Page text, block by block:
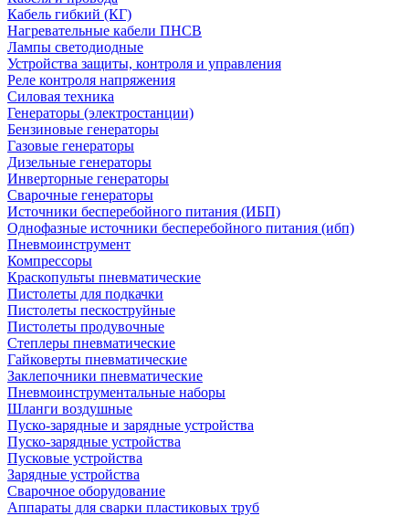
Кабель гибкий (КГ)
Нагревательные кабели ПНСВ
Лампы светодиодные
Устройства защиты, контроля и управления
Реле контроля напряжения
Силовая техника
Генераторы (электростанции)
Бензиновые генераторы
Газовые генераторы
Дизельные генераторы
Инверторные генераторы
Сварочные генераторы
Источники бесперебойного питания (ИБП)
Однофазные источники бесперебойного питания (ибп)
Пневмоинструмент
Компрессоры
Краскопульты пневматические
Пистолеты для подкачки
Пистолеты пескоструйные
Пистолеты продувочные
Степлеры пневматические
Гайковерты пневматические
Заклепочники пневматические
Пневмоинструментальные наборы
Шланги воздушные
Пуско-зарядные и зарядные устройства
Пуско-зарядные устройства
Пусковые устройства
Зарядные устройства
Сварочное оборудование
Аппараты для сварки пластиковых труб